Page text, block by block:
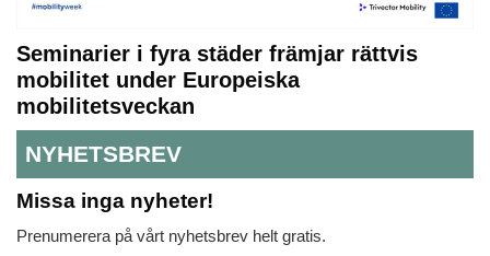
Seminarier i fyra städer främjar rättvis
mobilitet under Europeiska
mobilitetsveckan
NYHETSBREV
Missa inga nyheter!
Prenumerera på vårt nyhetsbrev helt gratis.